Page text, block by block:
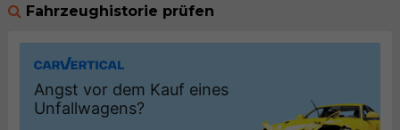
Fahrzeughistorie prüfen